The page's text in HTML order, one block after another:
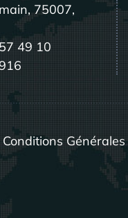
75007,
49 10
Conditions Générales